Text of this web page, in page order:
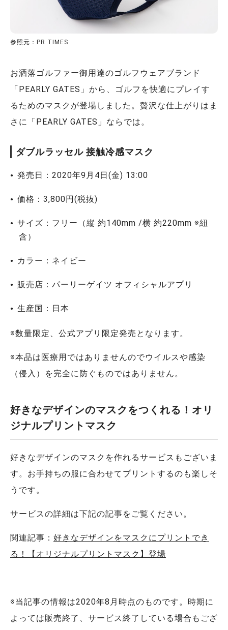
参照元：PR TIMES
お洒落ゴルファー御用達のゴルフウェアブランド
「PEARLY GATES」から、ゴルフを快適にプレイす
るためのマスクが登場しました。贅沢な仕上がりはま
さに「PEARLY GATES」ならでは。
ダブルラッセル 接触冷感マスク
発売日：2020年9月4日(金) 13:00
価格：3,800円(税抜)
サイズ：フリー（縦 約140mm /横 約220mm ※紐
含）
カラー：ネイビー
販売店：パーリーゲイツ オフィシャルアプリ
生産国：日本
※数量限定、公式アプリ限定発売となります。
※本品は医療用ではありませんのでウイルスや感染
（侵入）を完全に防ぐものではありません。
好きなデザインのマスクをつくれる！オリ
ジナルプリントマスク
好きなデザインのマスクを作れるサービスもございま
す。お手持ちの服に合わせてプリントするのも楽しそ
うです。
サービスの詳細は下記の記事をご覧ください。
関連記事： 好きなデザインをマスクにプリントでき
る！【オリジナルプリントマスク】登場
※当記事の情報は2020年8月時点のものです。時期に
よっては販売終了、サービス終了している場合もござ